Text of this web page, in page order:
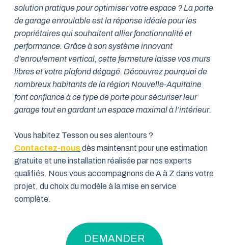
solution pratique pour optimiser votre espace ? La porte
de garage enroulable est la réponse idéale pour les
propriétaires qui souhaitent allier fonctionnalité et
performance. Grâce à son système innovant
d’enroulement vertical, cette fermeture laisse vos murs
libres et votre plafond dégagé. Découvrez pourquoi de
nombreux habitants de la région Nouvelle-Aquitaine
font confiance à ce type de porte pour sécuriser leur
garage tout en gardant un espace maximal à l’intérieur.
Vous habitez Tesson ou ses alentours ?
Contactez-nousdès maintenant pour une estimation
gratuite et une installation réalisée par nos experts
qualifiés. Nous vous accompagnons de A à Z dans votre
projet, du choix du modèle à la mise en service
complète.
DEMANDER